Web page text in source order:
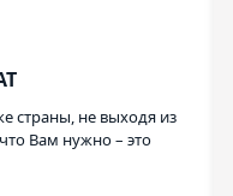
страны, не выходя из
Вам нужно – это